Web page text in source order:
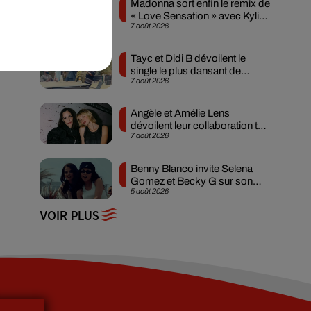
7 août 2026
Madonna sort enfin le remix de
« Love Sensation » avec Kylie
Minogue
7 août 2026
Tayc et Didi B dévoilent le
single le plus dansant de
l’année
7 août 2026
Angèle et Amélie Lens
dévoilent leur collaboration tant
attendue
5 août 2026
Benny Blanco invite Selena
Gomez et Becky G sur son
nouveau single
VOIR PLUS